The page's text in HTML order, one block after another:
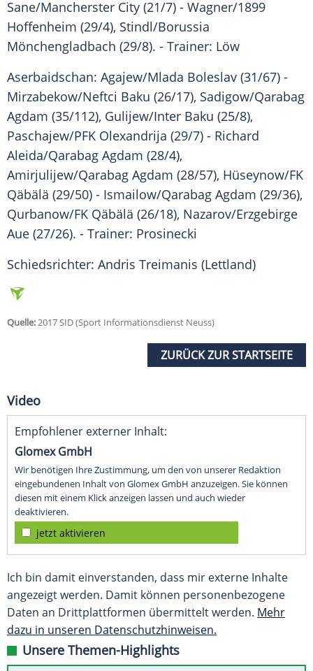
Sane/Mancherster City (21/7) - Wagner/1899
Hoffenheim (29/4), Stindl/Borussia
Mönchengladbach (29/8). - Trainer: Löw
Aserbaidschan: Agajew/Mlada Boleslav (31/67) -
Mirzabekow/Neftci Baku (26/17), Sadigow/Qarabag
Agdam (35/112), Gulijew/Inter Baku (25/8),
Paschajew/PFK Olexandrija (29/7) - Richard
Aleida/Qarabag Agdam (28/4),
Amirjulijew/Qarabag Agdam (28/57), Hüseynow/FK
Qäbälä (29/50) - Ismailow/Qarabag Agdam (29/36),
Qurbanow/FK Qäbälä (26/18), Nazarov/Erzgebirge
Aue (27/26). - Trainer: Prosinecki
Schiedsrichter: Andris Treimanis (Lettland)
Quelle:2017 SID (Sport Informationsdienst Neuss)
ZURÜCK ZUR STARTSEITE
Video
Empfohlener externer Inhalt:
Glomex GmbH
Wir benötigen Ihre Zustimmung, um den von unserer Redaktion
eingebundenen Inhalt von Glomex GmbH anzuzeigen. Sie können
diesen mit einem Klick anzeigen lassen und auch wieder
deaktivieren.
jetzt aktivieren
Ich bin damit einverstanden, dass mir externe Inhalte
angezeigt werden. Damit können personenbezogene
Daten an Drittplattformen übermittelt werden. Mehr
dazu in unseren Datenschutzhinweisen.
Unsere Themen-Highlights